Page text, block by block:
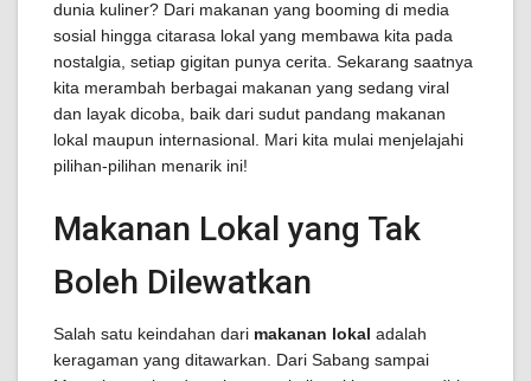
dunia kuliner? Dari makanan yang booming di media
sosial hingga citarasa lokal yang membawa kita pada
nostalgia, setiap gigitan punya cerita. Sekarang saatnya
kita merambah berbagai makanan yang sedang viral
dan layak dicoba, baik dari sudut pandang makanan
lokal maupun internasional. Mari kita mulai menjelajahi
pilihan-pilihan menarik ini!
Makanan Lokal yang Tak
Boleh Dilewatkan
Salah satu keindahan dari makanan lokal adalah
keragaman yang ditawarkan. Dari Sabang sampai